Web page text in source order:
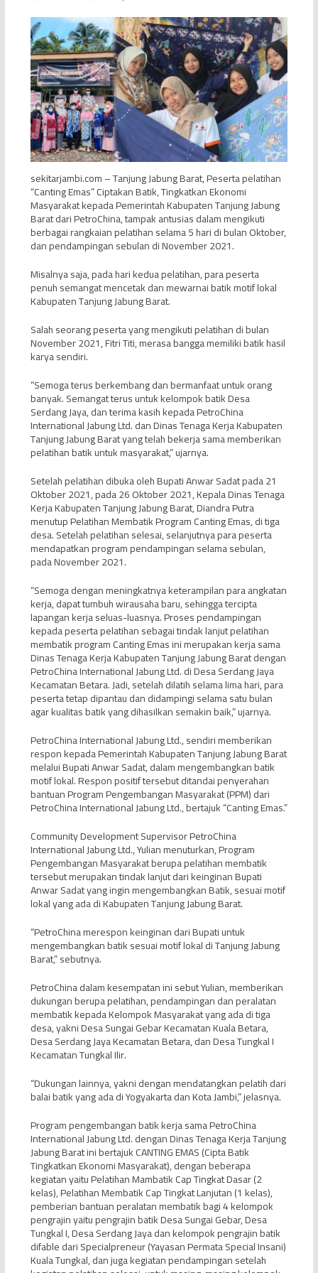
sekitarjambi.com – Tanjung Jabung Barat, Peserta pelatihan
“Canting Emas” Ciptakan Batik, Tingkatkan Ekonomi
Masyarakat kepada Pemerintah Kabupaten Tanjung Jabung
Barat dari PetroChina, tampak antusias dalam mengikuti
berbagai rangkaian pelatihan selama 5 hari di bulan Oktober,
dan pendampingan sebulan di November 2021.
Misalnya saja, pada hari kedua pelatihan, para peserta
penuh semangat mencetak dan mewarnai batik motif lokal
Kabupaten Tanjung Jabung Barat.
Salah seorang peserta yang mengikuti pelatihan di bulan
November 2021, Fitri Titi, merasa bangga memiliki batik hasil
karya sendiri.
“Semoga terus berkembang dan bermanfaat untuk orang
banyak. Semangat terus untuk kelompok batik Desa
Serdang Jaya, dan terima kasih kepada PetroChina
International Jabung Ltd. dan Dinas Tenaga Kerja Kabupaten
Tanjung Jabung Barat yang telah bekerja sama memberikan
pelatihan batik untuk masyarakat,” ujarnya.
Setelah pelatihan dibuka oleh Bupati Anwar Sadat pada 21
Oktober 2021, pada 26 Oktober 2021, Kepala Dinas Tenaga
Kerja Kabupaten Tanjung Jabung Barat, Diandra Putra
menutup Pelatihan Membatik Program Canting Emas, di tiga
desa. Setelah pelatihan selesai, selanjutnya para peserta
mendapatkan program pendampingan selama sebulan,
pada November 2021.
“Semoga dengan meningkatnya keterampilan para angkatan
kerja, dapat tumbuh wirausaha baru, sehingga tercipta
lapangan kerja seluas-luasnya. Proses pendampingan
kepada peserta pelatihan sebagai tindak lanjut pelatihan
membatik program Canting Emas ini merupakan kerja sama
Dinas Tenaga Kerja Kabupaten Tanjung Jabung Barat dengan
PetroChina International Jabung Ltd. di Desa Serdang Jaya
Kecamatan Betara. Jadi, setelah dilatih selama lima hari, para
peserta tetap dipantau dan didampingi selama satu bulan
agar kualitas batik yang dihasilkan semakin baik,” ujarnya.
PetroChina International Jabung Ltd., sendiri memberikan
respon kepada Pemerintah Kabupaten Tanjung Jabung Barat
melalui Bupati Anwar Sadat, dalam mengembangkan batik
motif lokal. Respon positif tersebut ditandai penyerahan
bantuan Program Pengembangan Masyarakat (PPM) dari
PetroChina International Jabung Ltd., bertajuk “Canting Emas.”
Community Development Supervisor PetroChina
International Jabung Ltd., Yulian menuturkan, Program
Pengembangan Masyarakat berupa pelatihan membatik
tersebut merupakan tindak lanjut dari keinginan Bupati
Anwar Sadat yang ingin mengembangkan Batik, sesuai motif
lokal yang ada di Kabupaten Tanjung Jabung Barat.
“PetroChina merespon keinginan dari Bupati untuk
mengembangkan batik sesuai motif lokal di Tanjung Jabung
Barat,” sebutnya.
PetroChina dalam kesempatan ini sebut Yulian, memberikan
dukungan berupa pelatihan, pendampingan dan peralatan
membatik kepada Kelompok Masyarakat yang ada di tiga
desa, yakni Desa Sungai Gebar Kecamatan Kuala Betara,
Desa Serdang Jaya Kecamatan Betara, dan Desa Tungkal I
Kecamatan Tungkal Ilir.
“Dukungan lainnya, yakni dengan mendatangkan pelatih dari
balai batik yang ada di Yogyakarta dan Kota Jambi,” jelasnya.
Program pengembangan batik kerja sama PetroChina
International Jabung Ltd. dengan Dinas Tenaga Kerja Tanjung
Jabung Barat ini bertajuk CANTING EMAS (Cipta Batik
Tingkatkan Ekonomi Masyarakat), dengan beberapa
kegiatan yaitu Pelatihan Mambatik Cap Tingkat Dasar (2
kelas), Pelatihan Membatik Cap Tingkat Lanjutan (1 kelas),
pemberian bantuan peralatan membatik bagi 4 kelompok
pengrajin yaitu pengrajin batik Desa Sungai Gebar, Desa
Tungkal I, Desa Serdang Jaya dan kelompok pengrajin batik
difable dari Specialpreneur (Yayasan Permata Special Insani)
Kuala Tungkal, dan juga kegiatan pendampingan setelah